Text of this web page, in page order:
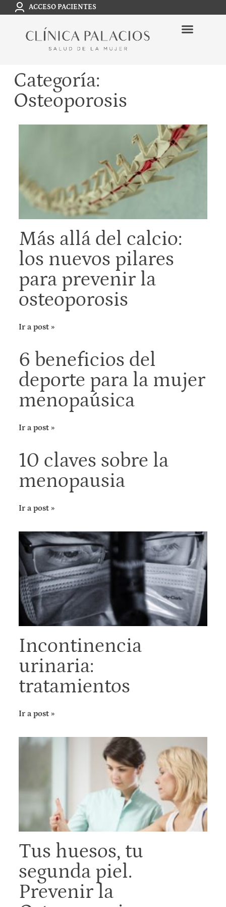
ACCESO PACIENTES
Categoría:
Osteoporosis
Más allá del calcio:
los nuevos pilares
para prevenir la
osteoporosis
Ir a post »
6 beneficios del
deporte para la mujer
menopaúsica
Ir a post »
10 claves sobre la
menopausia
Ir a post »
Incontinencia
urinaria:
tratamientos
Ir a post »
Tus huesos, tu
segunda piel.
Prevenir la